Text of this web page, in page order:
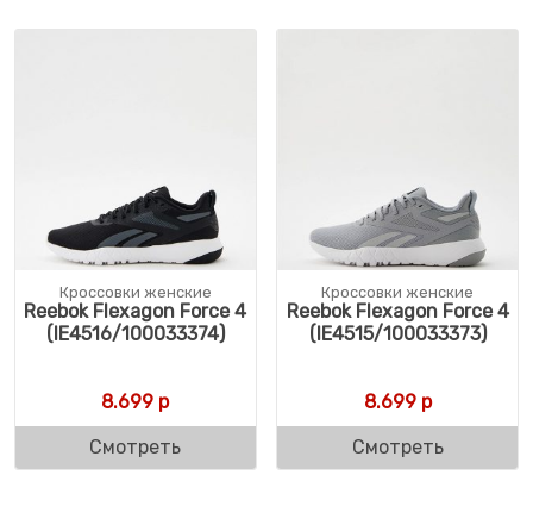
Кроссовки женские
Reebok Flexagon Force 4
(IE4516/100033374)
8.699 р
Смотреть
Кроссовки женские
Reebok Flexagon Force 4
(IE4515/100033373)
8.699р
Смотреть